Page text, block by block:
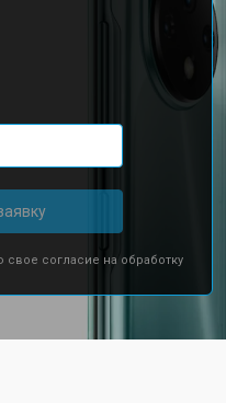
согласие на обработку